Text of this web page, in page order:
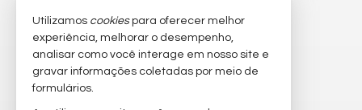
INDICADORESFINANCEIROS
R$ 3.151,24
Poupança
0,6738%
Utilizamos cookiespara oferecer melhor
experiência, melhorar o desempenho,
analisar como você interage em nosso site e
gravar informações coletadas por meio de
formulários.